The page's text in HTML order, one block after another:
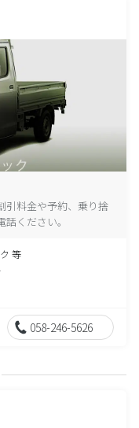
引料金や予約、乗り捨
ください。
等
058-246-5626